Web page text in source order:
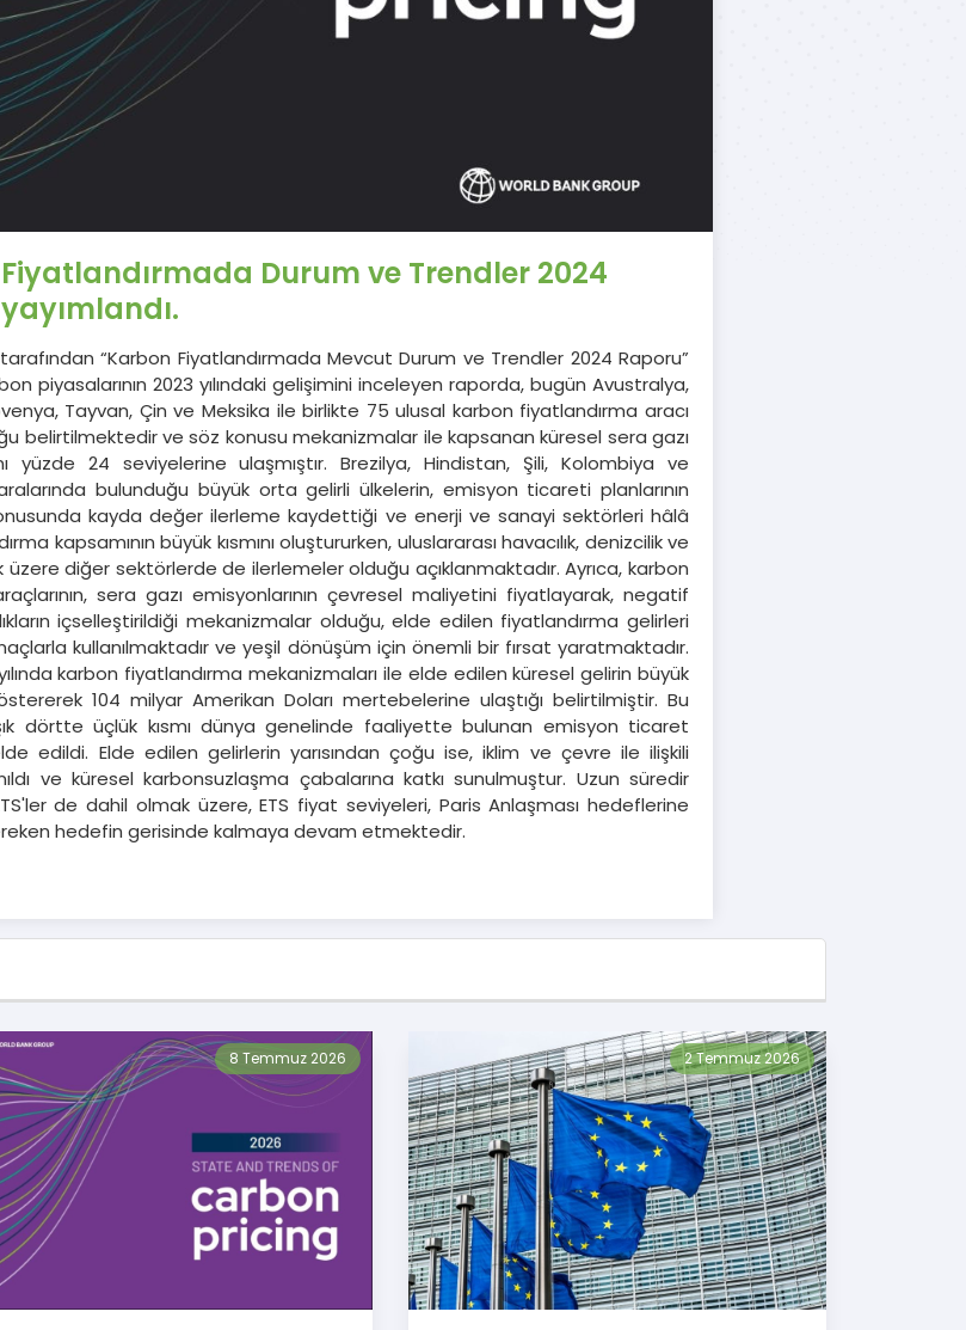
Durum ve Trendler 2024
“Karbon Fiyatlandırmada Mevcut Durum ve Trendler 2024 Raporu”
piyasalarının 2023 yılındaki gelişimini inceleyen raporda, bugün Avustralya,
Tayvan, Çin ve Meksika ile birlikte 75 ulusal karbon fiyatlandırma aracı
belirtilmektedir ve söz konusu mekanizmalar ile kapsanan küresel sera gazı
yüzde 24 seviyelerine ulaşmıştır. Brezilya, Hindistan, Şili, Kolombiya ve
bulunduğu büyük orta gelirli ülkelerin, emisyon ticareti planlarının
kayda değer ilerleme kaydettiği ve enerji ve sanayi sektörleri hâlâ
kapsamının büyük kısmını oluştururken, uluslararası havacılık, denizcilik ve
üzere diğer sektörlerde de ilerlemeler olduğu açıklanmaktadır. Ayrıca, karbon
sera gazı emisyonlarının çevresel maliyetini fiyatlayarak, negatif
içselleştirildiği mekanizmalar olduğu, elde edilen fiyatlandırma gelirleri
kullanılmaktadır ve yeşil dönüşüm için önemli bir fırsat yaratmaktadır.
karbon fiyatlandırma mekanizmaları ile elde edilen küresel gelirin büyük
104 milyar Amerikan Doları mertebelerine ulaştığı belirtilmiştir. Bu
dörtte üçlük kısmı dünya genelinde faaliyette bulunan emisyon ticaret
edildi. Elde edilen gelirlerin yarısından çoğu ise, iklim ve çevre ile ilişkili
ve küresel karbonsuzlaşma çabalarına katkı sunulmuştur. Uzun süredir
de dahil olmak üzere, ETS fiyat seviyeleri, Paris Anlaşması hedeflerine
hedefin gerisinde kalmaya devam etmektedir.
8 Temmuz 2026 2 Temmuz 2026